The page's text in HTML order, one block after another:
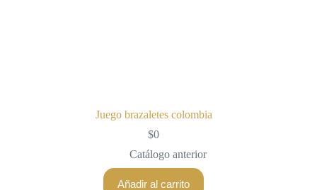
Juego brazaletes colombia
$0
Catálogo anterior
Añadir al carrito